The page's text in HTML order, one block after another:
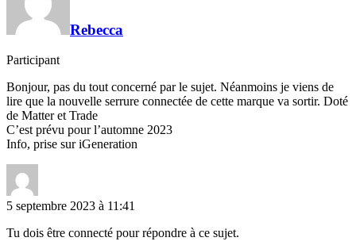
Rebecca
Participant
Bonjour, pas du tout concerné par le sujet. Néanmoins je viens de
lire que la nouvelle serrure connectée de cette marque va sortir. Doté
de Matter et Trade
C’est prévu pour l’automne 2023
Info, prise sur iGeneration
5 septembre 2023 à 11:41
Tu dois être connecté pour répondre à ce sujet.